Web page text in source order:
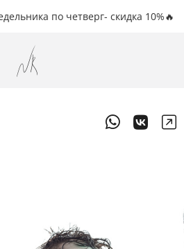
по четверг- скидка 10%🔥